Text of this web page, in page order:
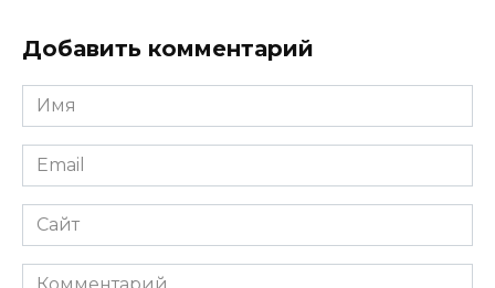
Добавить комментарий
Имя
Email
Сайт
Комментарий